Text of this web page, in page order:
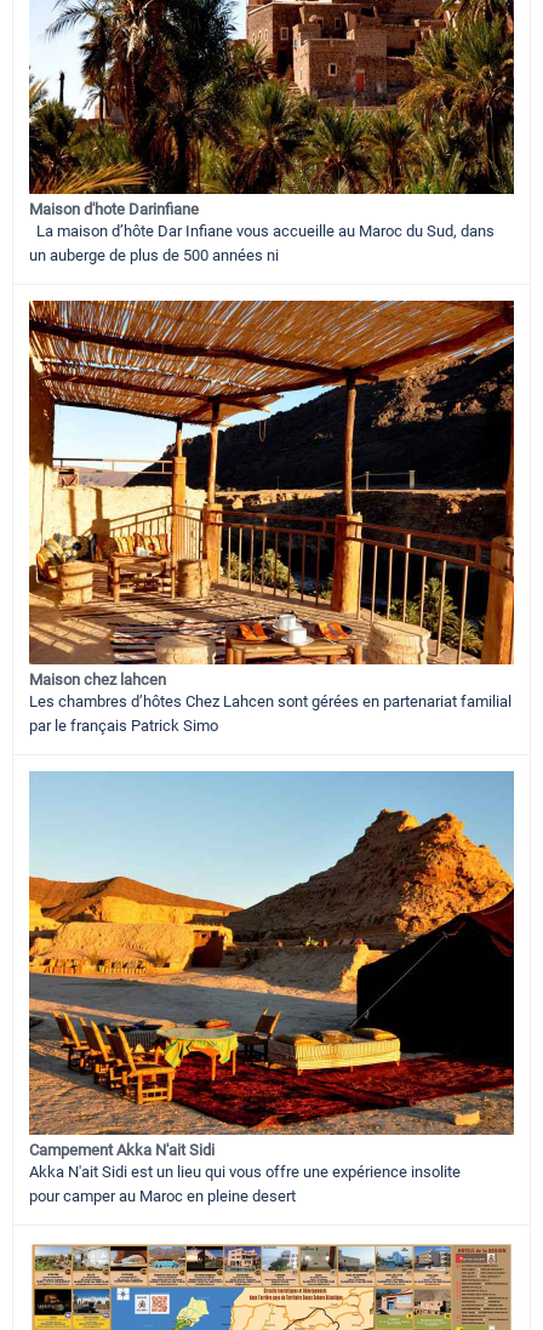
Maison d'hote Darinfiane
La maison d’hôte Dar Infiane vous accueille au Maroc du Sud, dans
un auberge de plus de 500 années ni
Maison chez lahcen
Les chambres d’hôtes Chez Lahcen sont gérées en partenariat familial
par le français Patrick Simo
Campement Akka N'ait Sidi
Akka N'ait Sidi est un lieu qui vous offre une expérience insolite
pour camper au Maroc en pleine desert